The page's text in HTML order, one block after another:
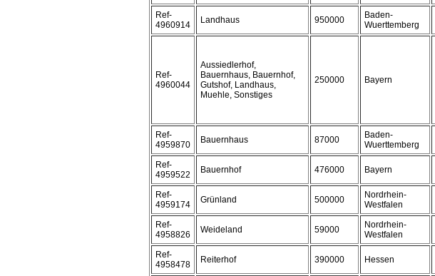
Ref-
4960914
Landhaus 950000
Baden-
Wuerttemberg
Ref-
4960044
Aussiedlerhof,
Bauernhaus, Bauernhof,
Gutshof, Landhaus,
Muehle, Sonstiges
250000 Bayern
Ref-
4959870
Bauernhaus 87000
Baden-
Wuerttemberg
Ref-
4959522
Bauernhof 476000 Bayern
Ref-
4959174
Grünland 500000
Nordrhein-
Westfalen
Ref-
4958826
Weideland 59000
Nordrhein-
Westfalen
Ref-
4958478
Reiterhof 390000 Hessen